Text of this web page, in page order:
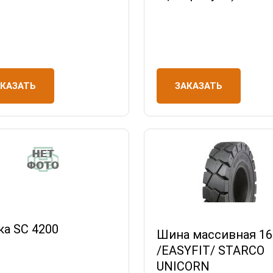
ЗАКАЗАТЬ
SC 4200
Шина массивная
/EASYFIT/ STARCO
UNICORN